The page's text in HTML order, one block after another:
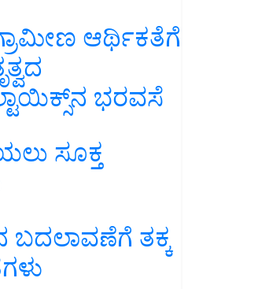
ಆರ್ಥಿಕತೆಗೆ
ಭರವಸೆ
ಸೂಕ್ತ
ತಕ್ಕ